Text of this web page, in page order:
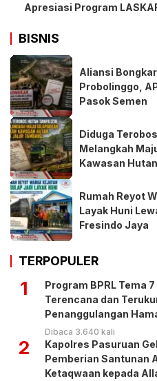
Apresiasi Program
BISNIS
Aliansi
Probolinggo,
Pasok Semen
Diduga
Melangkah
Kawasan
Rumah Reyot
Layak Huni
Fresindo Jaya
TERPOPULER
1
Program BPRL Tema
Terencana dan
Penanggulangan
Dibaca 3.640 kali
2
Kapolres Pasuruan
Pemberian Santunan
Ketaqwaan kepada